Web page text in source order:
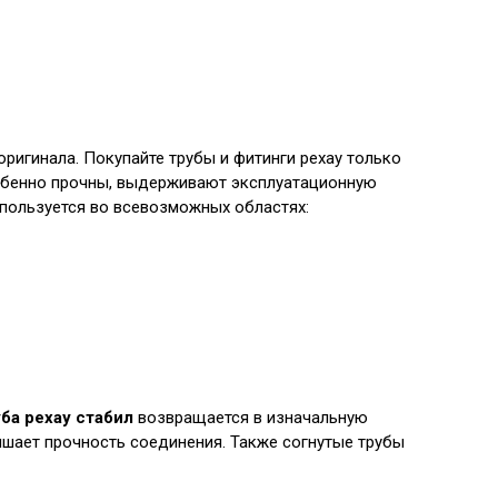
Покупайте трубы и фитинги рехау только
прочны, выдерживают эксплуатационную
во всевозможных областях:
рехау стабил возвращается в изначальную
прочность соединения. Также согнутые трубы